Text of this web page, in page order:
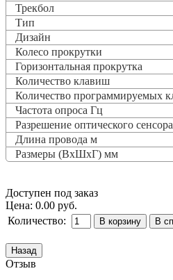
Трекбол
Тип
Дизайн
Колесо прокрутки
Горизонтальная прокрутка
Количество клавиш
Количество программируемых
Частота опроса Гц
Разрешение оптического
Длина провода м
Размеры (ВxШxГ) мм
Доступен под заказ
Цена: 0.00 руб.
Количество:
Отзыв